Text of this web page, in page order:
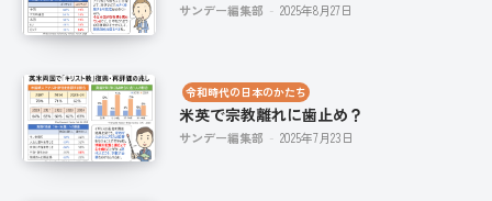
サンデー編集部 - 2025年8月27日
令和時代の日本のかたち
米英で宗教離れに歯止め？
サンデー編集部 - 2025年7月23日